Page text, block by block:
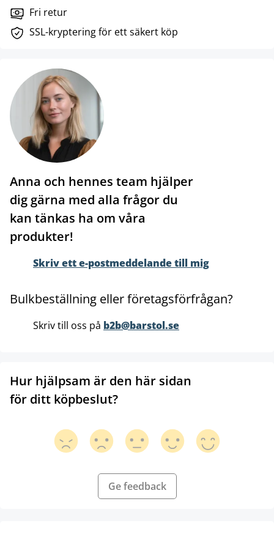
Fri retur
SSL-kryptering för ett säkert köp
Anna och hennes team hjälper
dig gärna med alla frågor du
kan tänkas ha om våra
produkter!
Skriv ett e-postmeddelande till mig
Bulkbeställning eller företagsförfrågan?
Skriv till oss på b2b@barstol.se
Hur hjälpsam är den här sidan
för ditt köpbeslut?
Ge feedback